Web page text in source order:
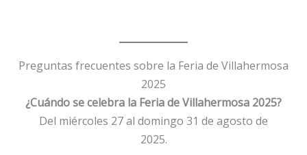
Preguntas frecuentes sobre la Feria de Villahermosa
2025
¿Cuándo se celebra la Feria de Villahermosa 2025?
Del miércoles 27 al domingo 31 de agosto de
2025.